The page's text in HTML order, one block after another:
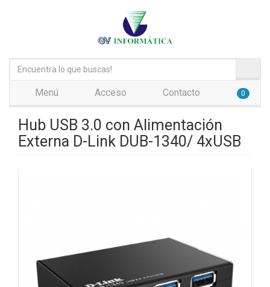
Menú Acceso Contacto 0
Hub USB 3.0 con Alimentación
Externa D-Link DUB-1340/ 4xUSB